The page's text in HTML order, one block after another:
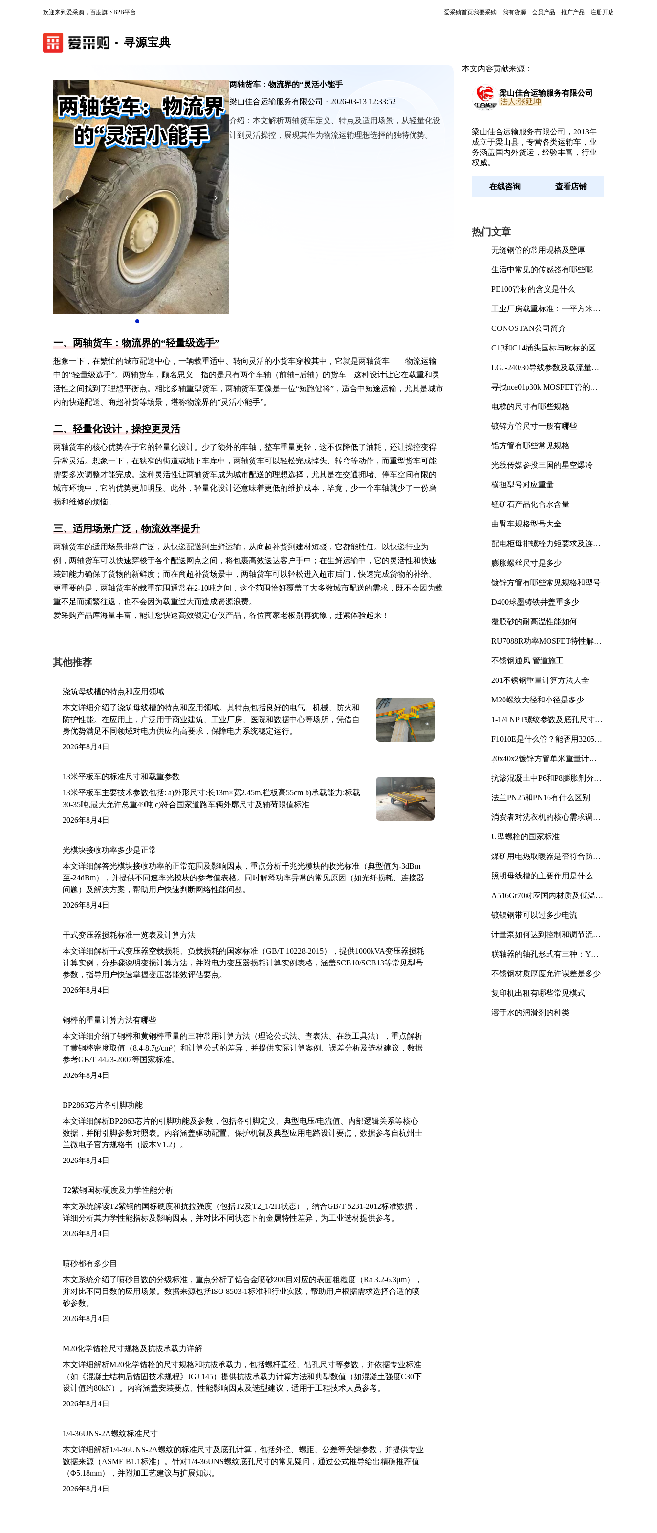
欢迎来到爱采购，百度旗下B2B平台 爱采购首页我要采购 我有货源 会员产品 推广产品 注册开店
寻源宝典
‹ ›
两轴货车：物流界的“灵活小能手
梁山佳合运输服务有限公司 · 2026-03-13 12:33:52
介绍： 本文解析两轴货车定义、特点及适用场景，从轻量化设
计到灵活操控，展现其作为物流运输理想选择的独特优势。
一、两轴货车：物流界的“轻量级选手”
想象一下，在繁忙的城市配送中心，一辆载重适中、转向灵活的小货车穿梭其中，它就是两轴货车——物流运输
中的“轻量级选手”。两轴货车，顾名思义，指的是只有两个车轴（前轴+后轴）的货车，这种设计让它在载重和灵
活性之间找到了理想平衡点。相比多轴重型货车，两轴货车更像是一位“短跑健将”，适合中短途运输，尤其是城市
内的快递配送、商超补货等场景，堪称物流界的“灵活小能手”。
二、轻量化设计，操控更灵活
两轴货车的核心优势在于它的轻量化设计。少了额外的车轴，整车重量更轻，这不仅降低了油耗，还让操控变得
异常灵活。想象一下，在狭窄的街道或地下车库中，两轴货车可以轻松完成掉头、转弯等动作，而重型货车可能
需要多次调整才能完成。这种灵活性让两轴货车成为城市配送的理想选择，尤其是在交通拥堵、停车空间有限的
城市环境中，它的优势更加明显。此外，轻量化设计还意味着更低的维护成本，毕竟，少一个车轴就少了一份磨
损和维修的烦恼。
三、适用场景广泛，物流效率提升
两轴货车的适用场景非常广泛，从快递配送到生鲜运输，从商超补货到建材短驳，它都能胜任。以快递行业为
例，两轴货车可以快速穿梭于各个配送网点之间，将包裹高效送达客户手中；在生鲜运输中，它的灵活性和快速
装卸能力确保了货物的新鲜度；而在商超补货场景中，两轴货车可以轻松进入超市后门，快速完成货物的补给。
更重要的是，两轴货车的载重范围通常在2-10吨之间，这个范围恰好覆盖了大多数城市配送的需求，既不会因为载
重不足而频繁往返，也不会因为载重过大而造成资源浪费。
爱采购产品库海量丰富，能让您快速高效锁定心仪产品，各位商家老板别再犹豫，赶紧体验起来！
其他推荐
浇筑母线槽的特点和应用领域
本文详细介绍了浇筑母线槽的特点和应用领域。其特点包括良好的电气、机械、防火和
防护性能。在应用上，广泛用于商业建筑、工业厂房、医院和数据中心等场所，凭借自
身优势满足不同领域对电力供应的高要求，保障电力系统稳定运行。
2026年8月4日
13米平板车的标准尺寸和载重参数
13米平板车主要技术参数包括: a)外形尺寸:长13m×宽2.45m,栏板高55cm b)承载能力:标载
30-35吨,最大允许总重49吨 c)符合国家道路车辆外廓尺寸及轴荷限值标准
2026年8月4日
光模块接收功率多少是正常
本文详细解答光模块接收功率的正常范围及影响因素，重点分析千兆光模块的收光标准（典型值为-3dBm
至-24dBm），并提供不同速率光模块的参考值表格。同时解释功率异常的常见原因（如光纤损耗、连接器
问题）及解决方案，帮助用户快速判断网络性能问题。
2026年8月4日
干式变压器损耗标准一览表及计算方法
本文详细解析干式变压器空载损耗、负载损耗的国家标准（GB/T 10228-2015），提供1000kVA变压器损耗
计算实例，分步骤说明变损计算方法，并附电力变压器损耗计算实例表格，涵盖SCB10/SCB13等常见型号
参数，指导用户快速掌握变压器能效评估要点。
2026年8月4日
铜棒的重量计算方法有哪些
本文详细介绍了铜棒和黄铜棒重量的三种常用计算方法（理论公式法、查表法、在线工具法），重点解析
了黄铜棒密度取值（8.4-8.7g/cm³）和计算公式的差异，并提供实际计算案例、误差分析及选材建议，数据
参考GB/T 4423-2007等国家标准。
2026年8月4日
BP2863芯片各引脚功能
本文详细解析BP2863芯片的引脚功能及参数，包括各引脚定义、典型电压/电流值、内部逻辑关系等核心
数据，并附引脚参数对照表。内容涵盖驱动配置、保护机制及典型应用电路设计要点，数据参考自杭州士
兰微电子官方规格书（版本V1.2）。
2026年8月4日
T2紫铜国标硬度及力学性能分析
本文系统解读T2紫铜的国标硬度和抗拉强度（包括T2及T2_1/2H状态），结合GB/T 5231-2012标准数据，
详细分析其力学性能指标及影响因素，并对比不同状态下的金属特性差异，为工业选材提供参考。
2026年8月4日
喷砂都有多少目
本文系统介绍了喷砂目数的分级标准，重点分析了铝合金喷砂200目对应的表面粗糙度（Ra 3.2-6.3μm），
并对比不同目数的应用场景。数据来源包括ISO 8503-1标准和行业实践，帮助用户根据需求选择合适的喷
砂参数。
2026年8月4日
M20化学锚栓尺寸规格及抗拔承载力详解
本文详细解析M20化学锚栓的尺寸规格和抗拔承载力，包括螺杆直径、钻孔尺寸等参数，并依据专业标准
（如《混凝土结构后锚固技术规程》JGJ 145）提供抗拔承载力计算方法和典型数值（如混凝土强度C30下
设计值约80kN）。内容涵盖安装要点、性能影响因素及选型建议，适用于工程技术人员参考。
2026年8月4日
1/4-36UNS-2A螺纹标准尺寸
本文详细解析1/4-36UNS-2A螺纹的标准尺寸及底孔计算，包括外径、螺距、公差等关键参数，并提供专业
数据来源（ASME B1.1标准）。针对1/4-36UNS螺纹底孔尺寸的常见疑问，通过公式推导给出精确推荐值
（Φ5.18mm），并附加工艺建议与扩展知识。
2026年8月4日
本文内容贡献来源：
梁山佳合运输服务有限公司
法人:张延坤
梁山佳合运输服务有限公司，2013年
成立于梁山县，专营各类运输车，业
务涵盖国内外货运，经验丰富，行业
权威。
在线咨询 查看店铺
热门文章
无缝钢管的常用规格及壁厚
生活中常见的传感器有哪些呢
PE100管材的含义是什么
工业厂房载重标准：一平方米能
CONOSTAN公司简介
C13和C14插头国标与欧标的区别
LGJ-240/30导线参数及载流量解
寻找nce01p30k MOSFET管的合
电梯的尺寸有哪些规格
镀锌方管尺寸一般有哪些
铝方管有哪些常见规格
光线传媒参投三国的星空爆冷
横担型号对应重量
锰矿石产品化合水含量
曲臂车规格型号大全
配电柜母排螺栓力矩要求及连接
膨胀螺丝尺寸是多少
镀锌方管有哪些常见规格和型号
D400球墨铸铁井盖重多少
覆膜砂的耐高温性能如何
RU7088R功率MOSFET特性解析
不锈钢通风 管道施工
201不锈钢重量计算方法大全
M20螺纹大径和小径是多少
1-1/4 NPT螺纹参数及底孔尺寸详
F1010E是什么管？能否用3205或
20x40x2镀锌方管单米重量计算
抗渗混凝土中P6和P8膨胀剂分别
法兰PN25和PN16有什么区别
消费者对洗衣机的核心需求调研
U型螺栓的国家标准
煤矿用电热取暖器是否符合防爆
照明母线槽的主要作用是什么
A516Gr70对应国内材质及低温冲
镀镍钢带可以过多少电流
计量泵如何达到控制和调节流量
联轴器的轴孔形式有三种：Y
不锈钢材质厚度允许误差是多少
复印机出租有哪些常见模式
溶于水的润滑剂的种类